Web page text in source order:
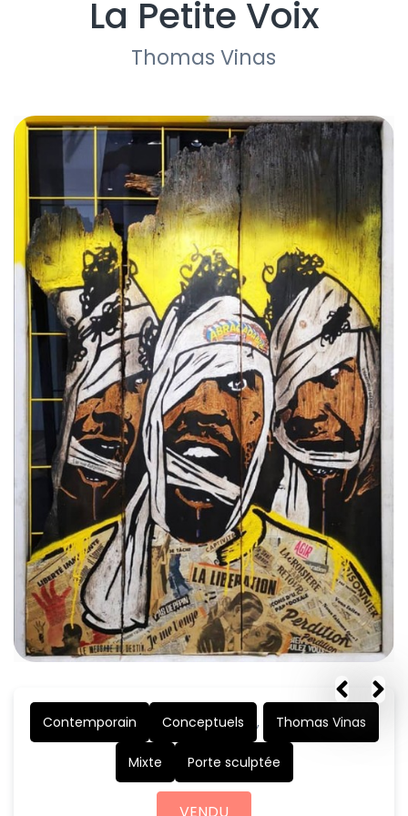
La Petite Voix
Thomas Vinas
Contemporain Conceptuels , Thomas Vinas
Mixte Porte sculptée